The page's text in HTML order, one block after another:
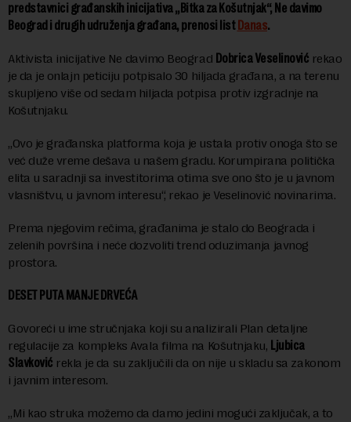
predstavnici građanskih inicijativa „Bitka za Košutnjak“, Ne davimo
Beograd i drugih udruženja građana, prenosi list Danas.
Aktivista inicijative Ne davimo Beograd Dobrica Veselinović rekao
je da je onlajn peticiju potpisalo 30 hiljada građana, a na terenu
skupljeno više od sedam hiljada potpisa protiv izgradnje na
Košutnjaku.
„Ovo je građanska platforma koja je ustala protiv onoga što se
već duže vreme dešava u našem gradu. Korumpirana politička
elita u saradnji sa investitorima otima sve ono što je u javnom
vlasništvu, u javnom interesu“, rekao je Veselinović novinarima.
Prema njegovim rečima, građanima je stalo do Beograda i
zelenih površina i neće dozvoliti trend oduzimanja javnog
prostora.
DESET PUTA MANJE DRVEĆA
Govoreći u ime stručnjaka koji su analizirali Plan detaljne
regulacije za kompleks Avala filma na Košutnjaku, Ljubica
Slavković rekla je da su zaključili da on nije u skladu sa zakonom
i javnim interesom.
„Mi kao struka možemo da damo jedini mogući zaključak, a to